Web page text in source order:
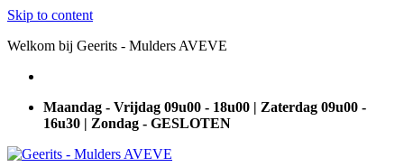
Skip to content
Welkom bij Geerits - Mulders AVEVE
Maandag - Vrijdag 09u00 - 18u00 | Zaterdag 09u00 -
16u30 | Zondag - GESLOTEN